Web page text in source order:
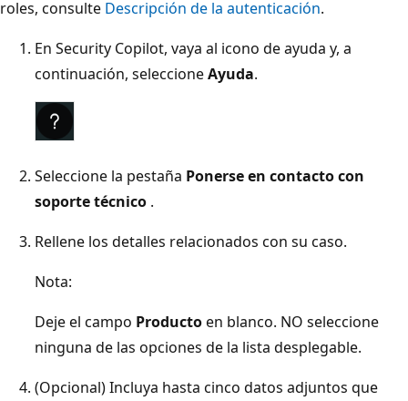
roles, consulte Descripción de la autenticación.
En Security Copilot, vaya al icono de ayuda y, a
continuación, seleccioneAyuda.
Seleccione la pestaña Ponerse en contacto con
soporte técnico .
Rellene los detalles relacionados con su caso.
Nota:
Deje el campo Productoen blanco. NO seleccione
ninguna de las opciones de la lista desplegable.
(Opcional) Incluya hasta cinco datos adjuntos que